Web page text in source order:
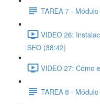
TAREA 7 - Módulo
VIDEO 26:
SEO (38:42)
VIDEO 27: Cómo
TAREA 8 - Módulo